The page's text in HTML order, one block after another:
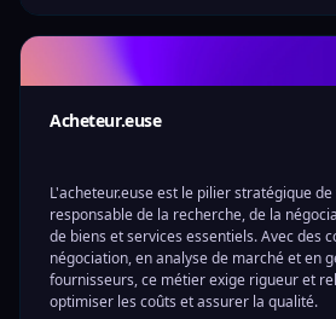
Acheteur.euse
L'acheteur.euse est le pilier stratégique
responsable de la recherche, de la
de biens et services essentiels. Avec des
négociation, en analyse de marché et en
fournisseurs, ce métier exige rigueur et
optimiser les coûts et assurer la qualité.